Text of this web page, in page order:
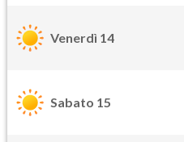
Venerdì 14
Sabato 15